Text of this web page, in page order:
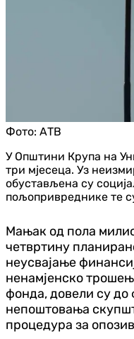
Фото: АТВ
У Општини Крупа на
три мјесеца. Уз
обустављена су
пољопривреднике те
Мањак од пола
четвртину
неусвајање
ненамјенско
фонда, довели су до
непоштовања
процедура за